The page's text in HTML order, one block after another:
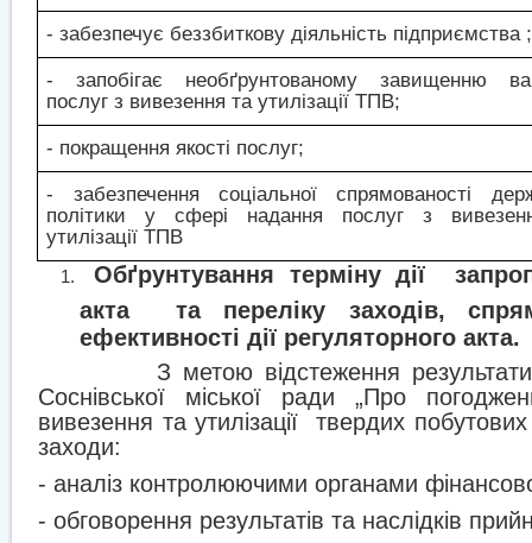
- забезпечує беззбиткову діяльність підприємства ;
- запобігає необґрунтованому завищенню
послуг з вивезення та утилізації ТПВ;
- покращення якості послуг;
- забезпечення соціальної спрямованості
політики у сфері надання послуг з
утилізації ТПВ
Обґрунтування терміну дії
акта
та переліку заходів,
ефективності дії регуляторного акта.
З метою відстеження
Соснівської міської ради „Про
вивезення та утилізації
твердих побутових
заходи:
- аналіз контролюючими органами
- обговорення результатів та наслідків